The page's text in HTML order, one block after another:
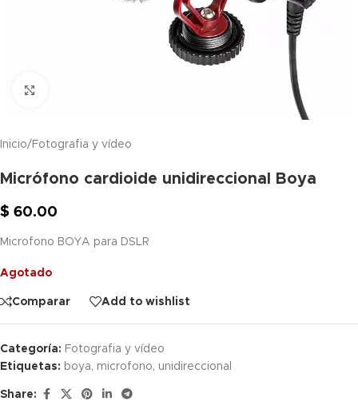
Inicio/ Fotografia y vídeo
Micrófono cardioide unidireccional Boya
$ 60.00
Microfono BOYA para DSLR
Agotado
Comparar Add to wishlist
Categoría: Fotografia y vídeo
Etiquetas: boya, microfono, unidireccional
Share: